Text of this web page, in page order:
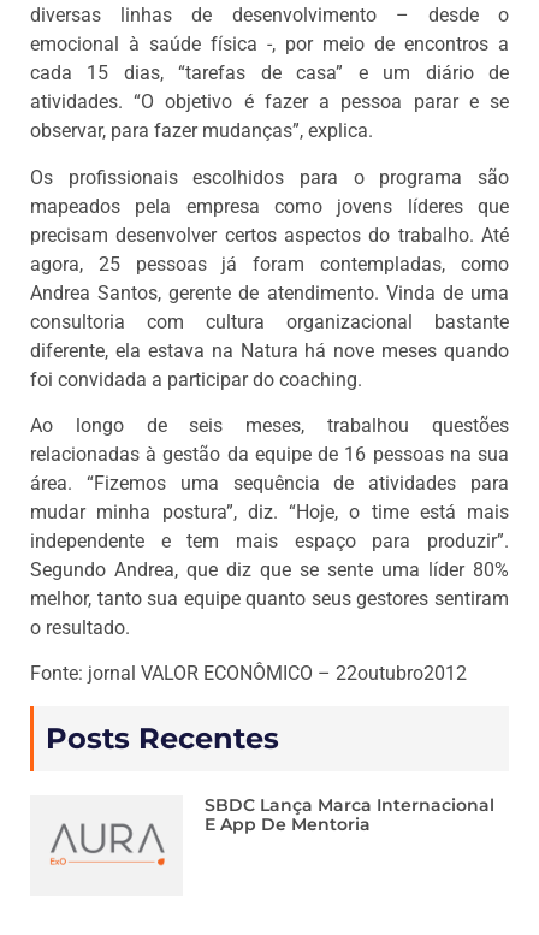
diversas linhas de desenvolvimento – desde o
emocional à saúde física -, por meio de encontros a
cada 15 dias, “tarefas de casa” e um diário de
atividades. “O objetivo é fazer a pessoa parar e se
observar, para fazer mudanças”, explica.
Os profissionais escolhidos para o programa são
mapeados pela empresa como jovens líderes que
precisam desenvolver certos aspectos do trabalho. Até
agora, 25 pessoas já foram contempladas, como
Andrea Santos, gerente de atendimento. Vinda de uma
consultoria com cultura organizacional bastante
diferente, ela estava na Natura há nove meses quando
foi convidada a participar do coaching.
Ao longo de seis meses, trabalhou questões
relacionadas à gestão da equipe de 16 pessoas na sua
área. “Fizemos uma sequência de atividades para
mudar minha postura”, diz. “Hoje, o time está mais
independente e tem mais espaço para produzir”.
Segundo Andrea, que diz que se sente uma líder 80%
melhor, tanto sua equipe quanto seus gestores sentiram
o resultado.
Fonte: jornal VALOR ECONÔMICO – 22outubro2012
Posts Recentes
SBDC Lança Marca Internacional
E App De Mentoria